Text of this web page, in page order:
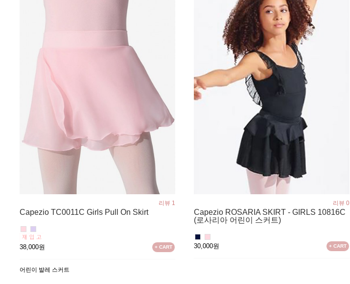
리뷰 1
Capezio TC0011C Girls Pull On Skirt
38,000원 + CART
어린이 발레 스커트
리뷰 0
Capezio ROSARIA SKIRT - GIRLS 10816C
(로사리아 어린이 스커트)
30,000원 + CART